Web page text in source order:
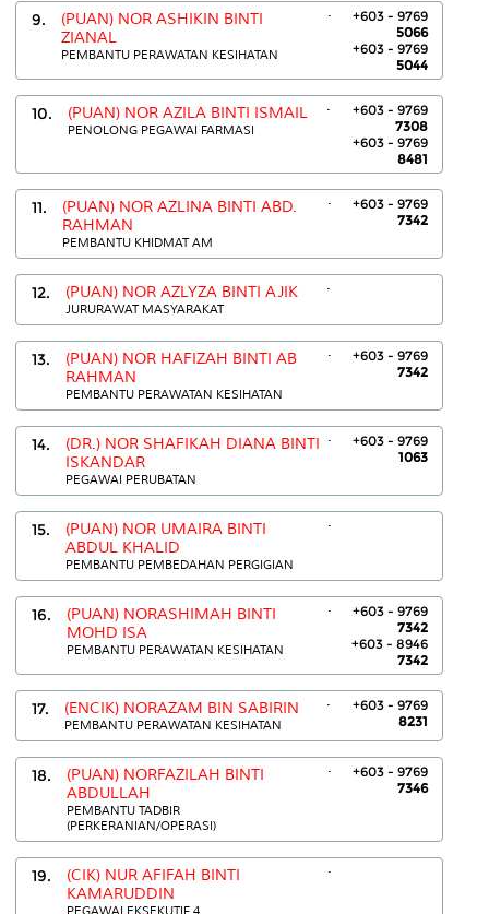
9.
(PUAN) NOR ASHIKIN BINTI
ZIANAL
PEMBANTU PERAWATAN KESIHATAN
.
+603 - 9769
5066
+603 - 9769
5044
10. (PUAN) NOR AZILA BINTI ISMAIL
PENOLONG PEGAWAI FARMASI
.
+603 - 9769
7308
+603 - 9769
8481
11.
(PUAN) NOR AZLINA BINTI ABD.
RAHMAN
PEMBANTU KHIDMAT AM
.
+603 - 9769
7342
12. (PUAN) NOR AZLYZA BINTI AJIK
JURURAWAT MASYARAKAT
.
13.
(PUAN) NOR HAFIZAH BINTI AB
RAHMAN
PEMBANTU PERAWATAN KESIHATAN
.
+603 - 9769
7342
14.
(DR.) NOR SHAFIKAH DIANA BINTI
ISKANDAR
PEGAWAI PERUBATAN
.
+603 - 9769
1063
15.
(PUAN) NOR UMAIRA BINTI
ABDUL KHALID
PEMBANTU PEMBEDAHAN PERGIGIAN
.
16.
(PUAN) NORASHIMAH BINTI
MOHD ISA
PEMBANTU PERAWATAN KESIHATAN
.
+603 - 9769
7342
+603 - 8946
7342
17. (ENCIK) NORAZAM BIN SABIRIN
PEMBANTU PERAWATAN KESIHATAN
.
+603 - 9769
8231
18.
(PUAN) NORFAZILAH BINTI
ABDULLAH
PEMBANTU TADBIR
(PERKERANIAN/OPERASI)
.
+603 - 9769
7346
19.
(CIK) NUR AFIFAH BINTI
KAMARUDDIN
PEGAWAI EKSEKUTIF 4
.